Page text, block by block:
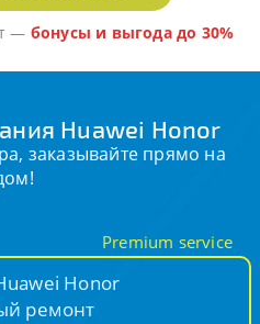
— бонусы и выгода до 30%
Huawei Honor
заказывайте прямо на
Honor
ремонт
Premium service